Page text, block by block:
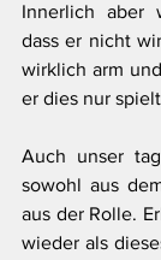
Innerlich aber
dass er nicht
wirklich arm
er dies nur
Auch unser
sowohl aus
aus der Rolle.
wieder als